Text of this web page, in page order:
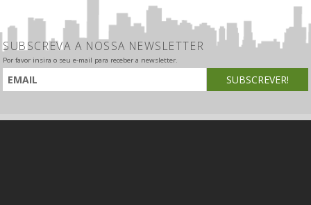
SUBSCREVA A NOSSA NEWSLETTER
Por favor insira o seu e-mail para receber a newsletter.